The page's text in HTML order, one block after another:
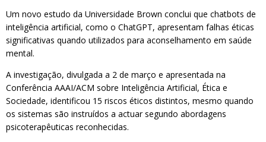
Um novo estudo da Universidade Brown conclui que chatbots de
inteligência artificial, como o ChatGPT, apresentam falhas éticas
significativas quando utilizados para aconselhamento em saúde
mental.
A investigação, divulgada a 2 de março e apresentada na
Conferência AAAI/ACM sobre Inteligência Artificial, Ética e
Sociedade, identificou 15 riscos éticos distintos, mesmo quando
os sistemas são instruídos a actuar segundo abordagens
psicoterapêuticas reconhecidas.